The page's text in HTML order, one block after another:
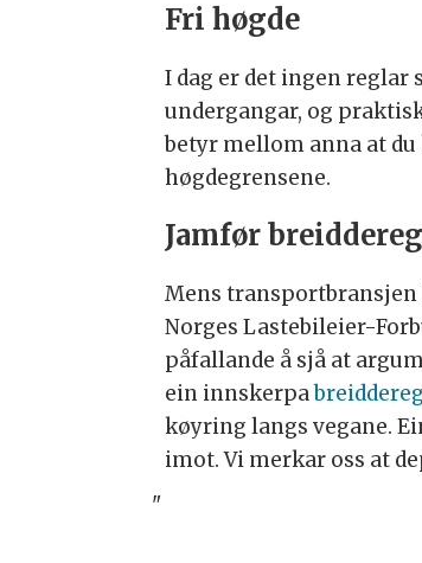
Fri høgde
I dag er det ingen reglar
undergangar, og
betyr mellom anna at
høgdegrensene.
Jamfør
Mens
Norges Lastebileier-
påfallande å sjå at
ein innskerpa
køyring langs vegane.
imot. Vi merkar oss at
"